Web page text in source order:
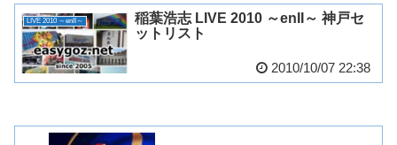
LIVE 2010 ～enII～
稲葉浩志 LIVE 2010 ～enII～ 神戸セ
ットリスト
2010/10/07 22:38